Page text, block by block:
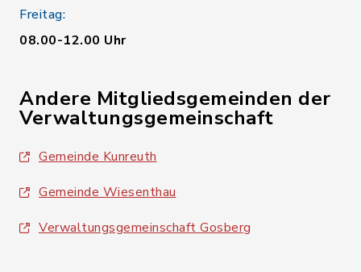
Freitag:
08.00-12.00 Uhr
Andere Mitgliedsgemeinden der
Verwaltungsgemeinschaft
Gemeinde Kunreuth
Gemeinde Wiesenthau
Verwaltungsgemeinschaft Gosberg